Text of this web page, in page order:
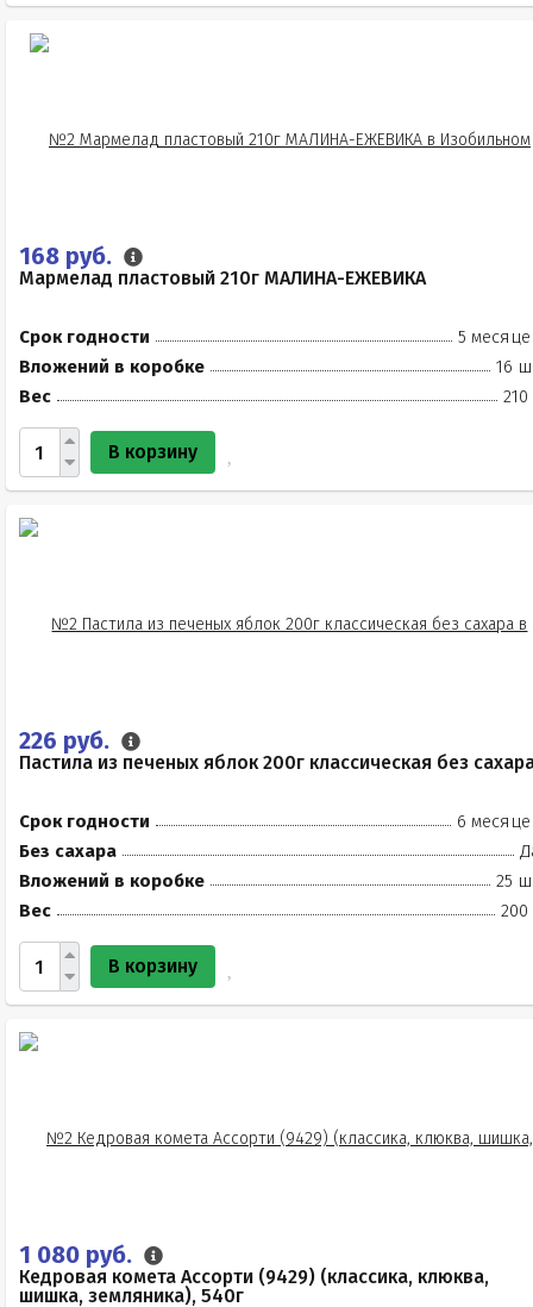
168 руб.
Мармелад пластовый 210г МАЛИНА-ЕЖЕВИКА
Срок годности
5
Вложений в коробке
16
Вес
210
В корзину
226 руб.
Пастила из печеных яблок 200г классическая без
Срок годности
6
Без сахара
Вложений в коробке
25
Вес
200
В корзину
1 080 руб.
Кедровая комета Ассорти (9429) (классика, клюква,
шишка, земляника), 540г